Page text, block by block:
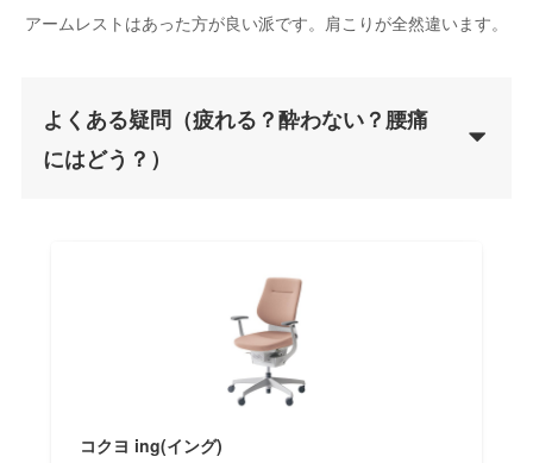
アームレストはあった方が良い派です。肩こりが全然違います。
よくある疑問（疲れる？酔わない？腰痛
にはどう？）
コクヨ ing(イング)